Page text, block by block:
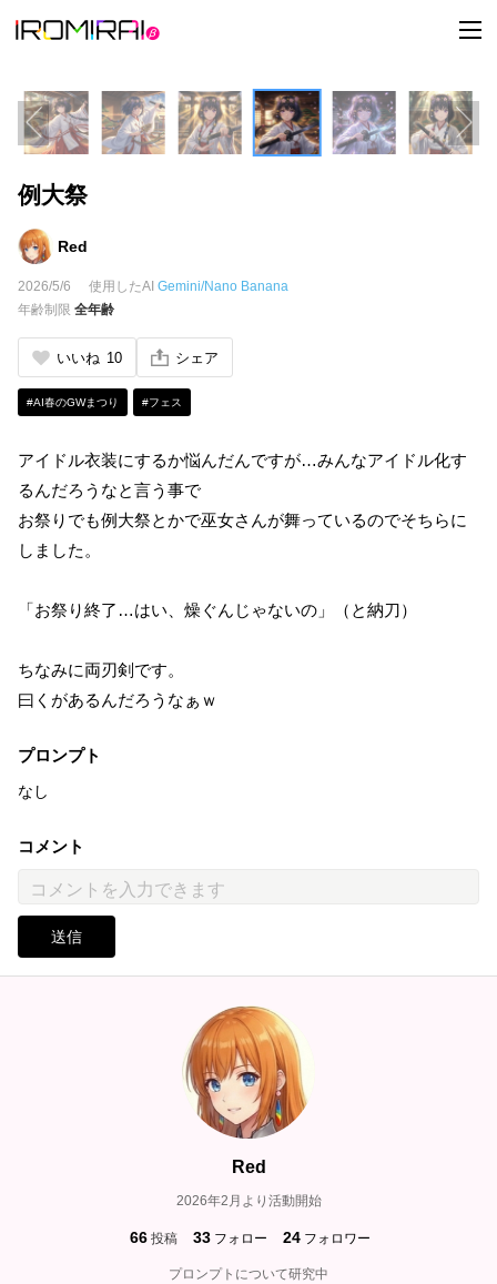
t
o
l
e
n
a
v
例大祭
Red
2026/5/6 使用したAI Gemini/Nano Banana
年齢制限 全年齢
いいね 10 シェア
#AI春のGWまつり #フェス
アイドル衣装にするか悩んだんですが…みんなアイドル化す
るんだろうなと言う事で
お祭りでも例大祭とかで巫女さんが舞っているのでそちらに
しました。
「お祭り終了…はい、燥ぐんじゃないの」（と納刀）
ちなみに両刃剣です。
曰くがあるんだろうなぁｗ
プロンプト
なし
コメント
送信
Red
2026年2月より活動開始
66 投稿 33 フォロー 24 フォロワー
プロンプトについて研究中